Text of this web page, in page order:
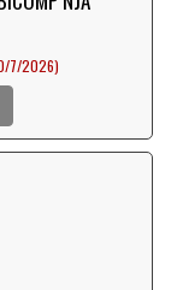
7/2026)